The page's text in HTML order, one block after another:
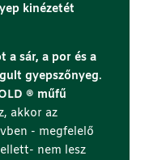
kinézetét
a sár, a por és a
gyepszőnyeg.
® műfű
akkor az
- megfelelő
nem lesz